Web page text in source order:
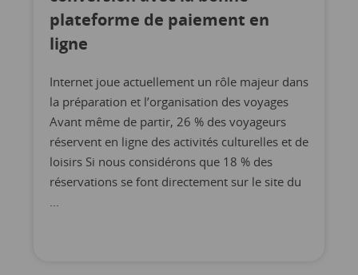
plateforme de paiement en
ligne
Internet joue actuellement un rôle majeur dans
la préparation et l’organisation des voyages
Avant même de partir, 26 % des voyageurs
réservent en ligne des activités culturelles et de
loisirs Si nous considérons que 18 % des
réservations se font directement sur le site du
...